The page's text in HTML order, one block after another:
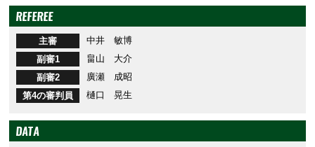
REFEREE
主審
中井 敏博
副審1
畠山 大介
副審2
廣瀬 成昭
第4の審判員
樋口 晃生
DATA